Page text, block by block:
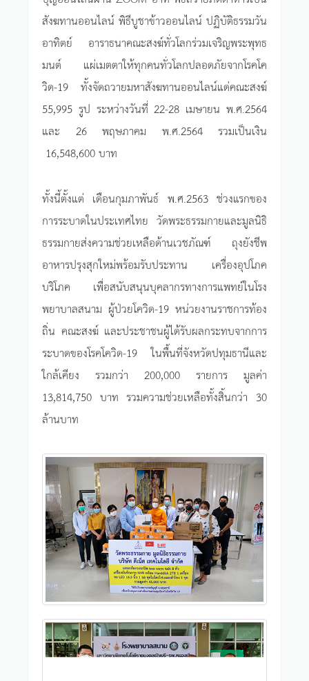
สังฆทานออนไลน์ พิธีบูชาข้าวออนไลน์ ปฏิบัติธรรมวัน
อาทิตย์ อาราธนาคณะสงฆ์ทั่วโลกร่วมเจริญพระพุทธ
มนต์ แผ่เมตตาให้ทุกคนทั่วโลกปลอดภัยจากโรคโค
วิด-19 ทั้งจัดถวายมหาสังฆทานออนไลน์แด่คณะสงฆ์
55,995 รูป ระหว่างวันที่ 22-28 เมษายน พ.ศ.2564
และ 26 พฤษภาคม พ.ศ.2564 รวมเป็นเงิน
16,548,600 บาท
ทั้งนี้ตั้งแต่ เดือนกุมภาพันธ์ พ.ศ.2563 ช่วงแรกของ
การระบาดในประเทศไทย วัดพระธรรมกายและมูลนิธิ
ธรรมกายส่งความช่วยเหลือด้านเวชภัณฑ์ ถุงยังชีพ
อาหารปรุงสุกใหม่พร้อมรับประทาน เครื่องอุปโภค
บริโภค เพื่อสนับสนุนบุคลากรทางการแพทย์ในโรง
พยาบาลสนาม ผู้ป่วยโควิด-19 หน่วยงานราชการท้อง
ถิ่น คณะสงฆ์ และประชาชนผู้ได้รับผลกระทบจากการ
ระบาดของโรคโควิด-19 ในพื้นที่จังหวัดปทุมธานีและ
ใกล้เคียง รวมกว่า 200,000 รายการ มูลค่า
13,814,750 บาท รวมความช่วยเหลือทั้งสิ้นกว่า 30
ล้านบาท